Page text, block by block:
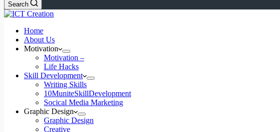
Search
Home
About Us
Motivation
Motivation –
Life Hacks
Skill Development
Writing Skills
10MuniteSkillDevelopment
Socical Media Marketing
Graphic Design
Graphic Design
Creative